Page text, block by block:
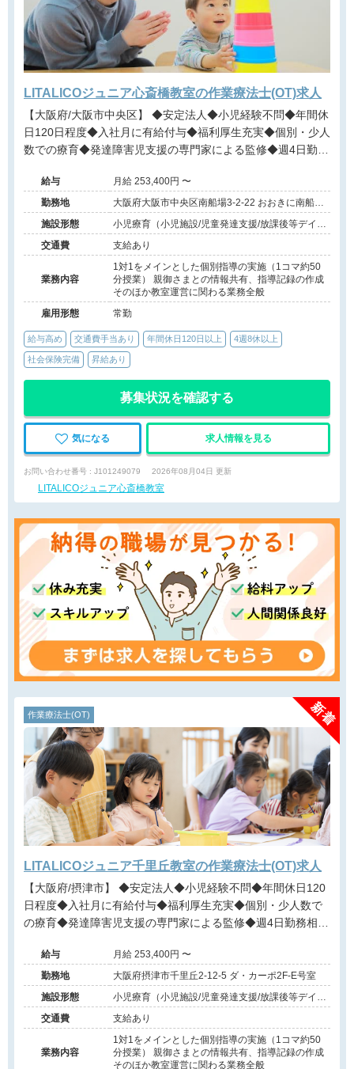
LITALICOジュニア心斎橋教室の作業療法士(OT)求人
【大阪府/大阪市中央区】 ◆安定法人◆小児経験不問◆年間休
日120日程度◆入社月に有給付与◆福利厚生充実◆個別・少人
数での療育◆発達障害児支援の専門家による監修◆週4日勤務
給与
月給 253,400円 〜
勤務地
大阪府大阪市中央区南船場3-2-22 おおきに南船場
ビル903号室
施設形態
小児療育（小児施設/児童発達支援/放課後等デイサ
ービス）
交通費 支給あり
業務内容
1対1をメインとした個別指導の実施（1コマ約50
分授業） 親御さまとの情報共有、指導記録の作成
そのほか教室運営に関わる業務全般
雇用形態
常勤
給与高め 交通費手当あり 年間休日120日以上 4週8休以上
社会保険完備 昇給あり
募集状況を確認する
気になる 求人情報を見る
お問い合わせ番号 : J101249079 2026年08月04日 更新
LITALICOジュニア心斎橋教室
作業療法士(OT)
LITALICOジュニア千里丘教室の作業療法士(OT)求人
【大阪府/摂津市】 ◆安定法人◆小児経験不問◆年間休日120
日程度◆入社月に有給付与◆福利厚生充実◆個別・少人数で
の療育◆発達障害児支援の専門家による監修◆週4日勤務相談
給与
月給 253,400円 〜
勤務地
大阪府摂津市千里丘2-12-5 ダ・カーポ2F-E号室
施設形態
小児療育（小児施設/児童発達支援/放課後等デイサ
ービス）
交通費 支給あり
業務内容
1対1をメインとした個別指導の実施（1コマ約50
分授業） 親御さまとの情報共有、指導記録の作成
そのほか教室運営に関わる業務全般